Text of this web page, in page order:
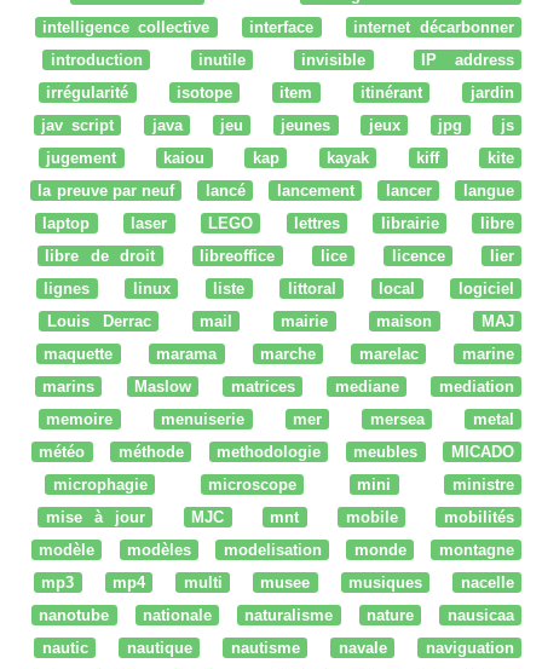
intelligence collective
interface
internet décarbonner
introduction
inutile invisible
IP address
irrégularité
isotope item itinérant
jardin
jav script
java jeu jeunes jeux jpg
js
jugement
kaiou kap kayak kiff
kite
la preuve par neuf
lancé lancement lancer
langue
laptop
laser LEGO lettres librairie
libre
libre de droit
libreoffice lice licence
lier
lignes
linux liste littoral local
logiciel
Louis Derrac
mail mairie maison
MAJ
maquette
marama marche marelac
marine
marins
Maslow matrices mediane
mediation
memoire
menuiserie mer mersea
metal
météo
méthode methodologie meubles
MICADO
microphagie
microscope mini
ministre
mise à jour
MJC mnt mobile
mobilités
modèle
modèles modelisation monde
montagne
mp3
mp4 multi musee musiques
nacelle
nanotube
nationale naturalisme nature
nausicaa
nautic
nautique nautisme navale
naviguation